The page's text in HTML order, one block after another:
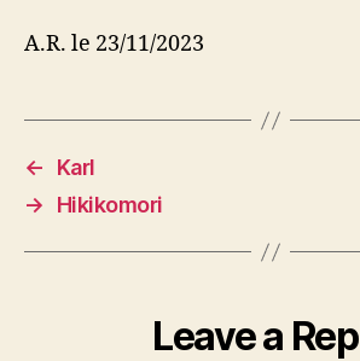
A.R. le 23/11/2023
←
Karl
→
Hikikomori
Leave a